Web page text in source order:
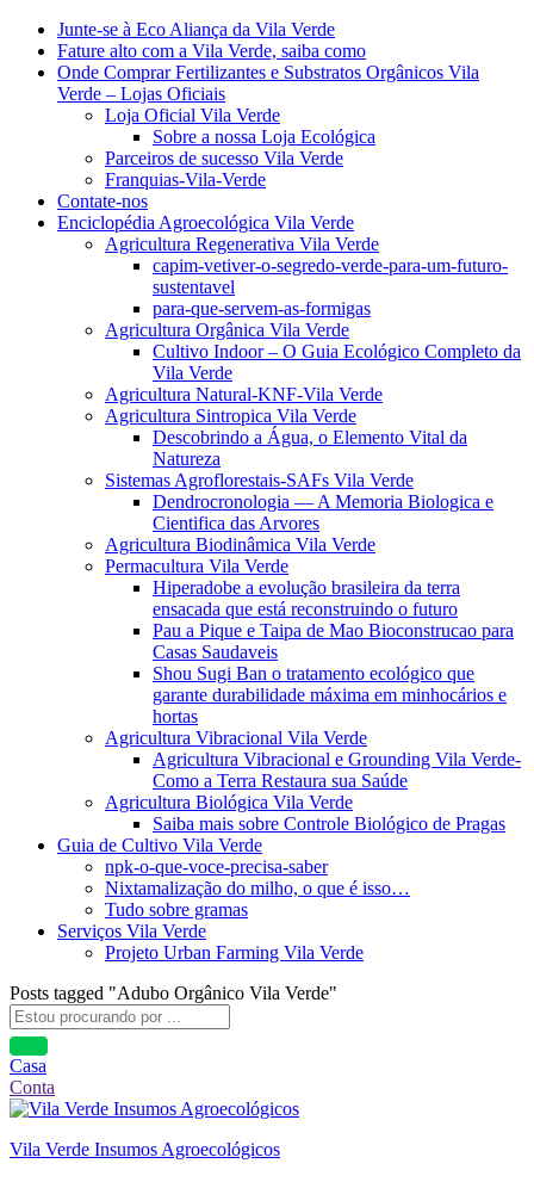
Junte-se à Eco Aliança da Vila Verde
Fature alto com a Vila Verde, saiba como
Onde Comprar Fertilizantes e Substratos Orgânicos Vila
Verde – Lojas Oficiais
Loja Oficial Vila Verde
Sobre a nossa Loja Ecológica
Parceiros de sucesso Vila Verde
Franquias-Vila-Verde
Contate-nos
Enciclopédia Agroecológica Vila Verde
Agricultura Regenerativa Vila Verde
capim-vetiver-o-segredo-verde-para-um-futuro-
sustentavel
para-que-servem-as-formigas
Agricultura Orgânica Vila Verde
Cultivo Indoor – O Guia Ecológico Completo da
Vila Verde
Agricultura Natural-KNF-Vila Verde
Agricultura Sintropica Vila Verde
Descobrindo a Água, o Elemento Vital da
Natureza
Sistemas Agroflorestais-SAFs Vila Verde
Dendrocronologia — A Memoria Biologica e
Cientifica das Arvores
Agricultura Biodinâmica Vila Verde
Permacultura Vila Verde
Hiperadobe a evolução brasileira da terra
ensacada que está reconstruindo o futuro
Pau a Pique e Taipa de Mao Bioconstrucao para
Casas Saudaveis
Shou Sugi Ban o tratamento ecológico que
garante durabilidade máxima em minhocários e
hortas
Agricultura Vibracional Vila Verde
Agricultura Vibracional e Grounding Vila Verde-
Como a Terra Restaura sua Saúde
Agricultura Biológica Vila Verde
Saiba mais sobre Controle Biológico de Pragas
Guia de Cultivo Vila Verde
npk-o-que-voce-precisa-saber
Nixtamalização do milho, o que é isso…
Tudo sobre gramas
Serviços Vila Verde
Projeto Urban Farming Vila Verde
Posts tagged "Adubo Orgânico Vila Verde"
Casa
Conta
Vila Verde Insumos Agroecológicos